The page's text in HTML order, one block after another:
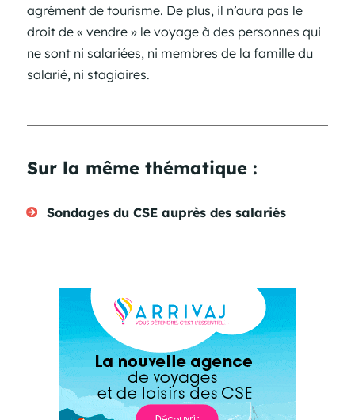
agrément de tourisme. De plus, il n’aura pas le
droit de « vendre » le voyage à des personnes qui
ne sont ni salariées, ni membres de la famille du
salarié, ni stagiaires.
Sur la même thématique :
Sondages du CSE auprès des salariés